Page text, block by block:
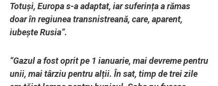
Totuși, Europa s-a adaptat, iar suferința a rămas
doar în regiunea transnistreană, care, aparent,
iubește Rusia”.
”Gazul a fost oprit pe 1 ianuarie, mai devreme pentru
unii, mai târziu pentru alții. În sat, timp de trei zile